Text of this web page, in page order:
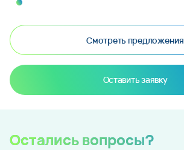
Смотреть предложения
Оставить заявку
Остались вопросы?